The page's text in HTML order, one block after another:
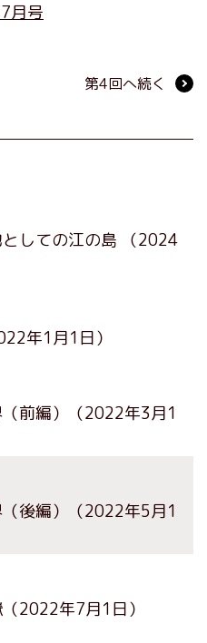
月号
第4回へ続く
しての江の島
（2024
年1月1日）
前編）
（2022年3月1
後編）
（2022年5月1
（2022年7月1日）